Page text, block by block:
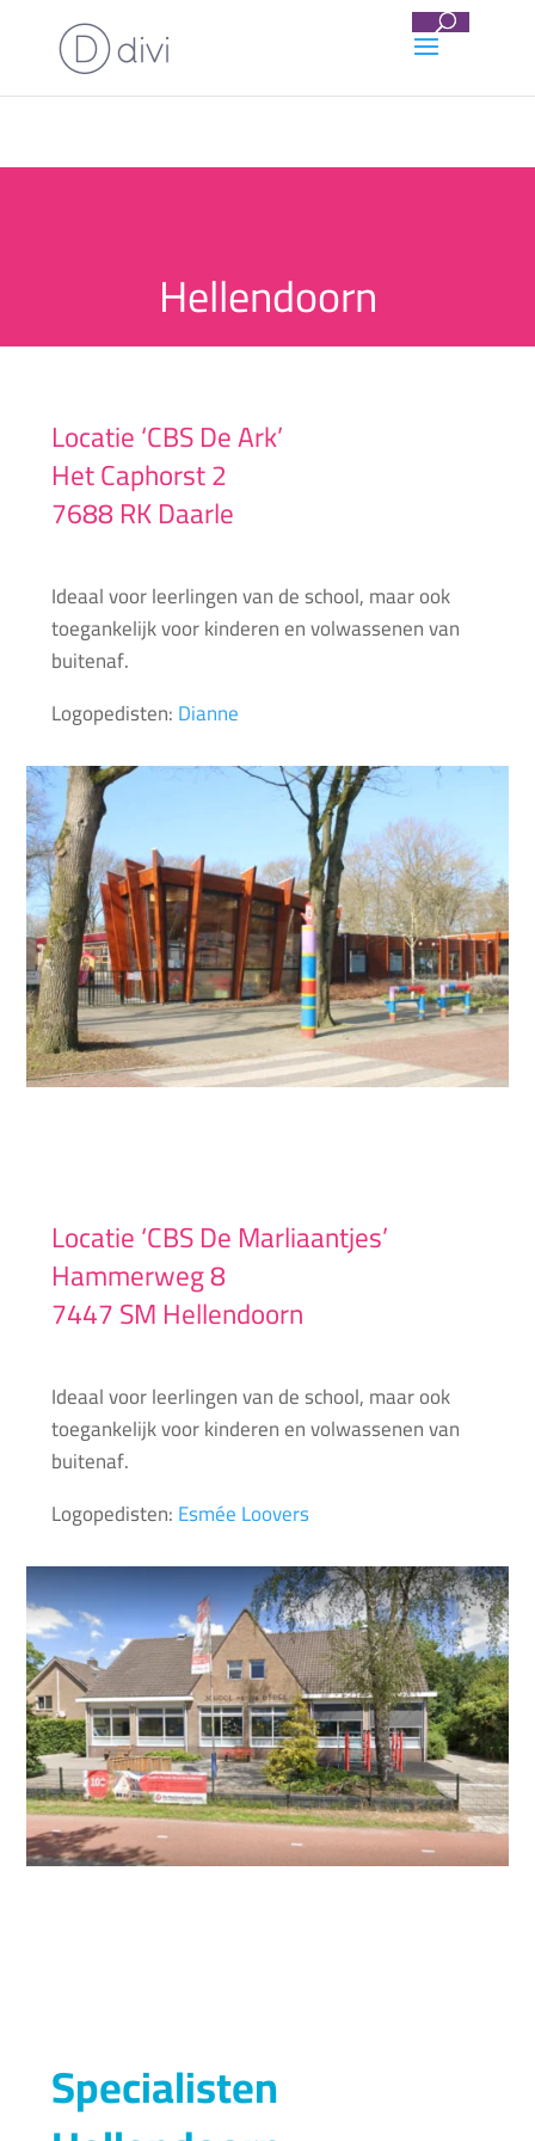
Hellendoorn
Locatie ‘CBS De Ark’
Het Caphorst 2
7688 RK Daarle
Ideaal voor leerlingen van de school, maar ook
toegankelijk voor kinderen en volwassenen van
buitenaf.
Logopedisten:Dianne
Locatie ‘CBS De Marliaantjes’
Hammerweg 8
7447 SM Hellendoorn
Ideaal voor leerlingen van de school, maar ook
toegankelijk voor kinderen en volwassenen van
buitenaf.
Logopedisten:Esmée Loovers
Specialisten